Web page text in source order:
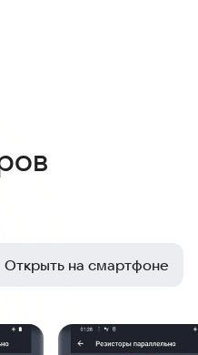
Открыть на смартфоне